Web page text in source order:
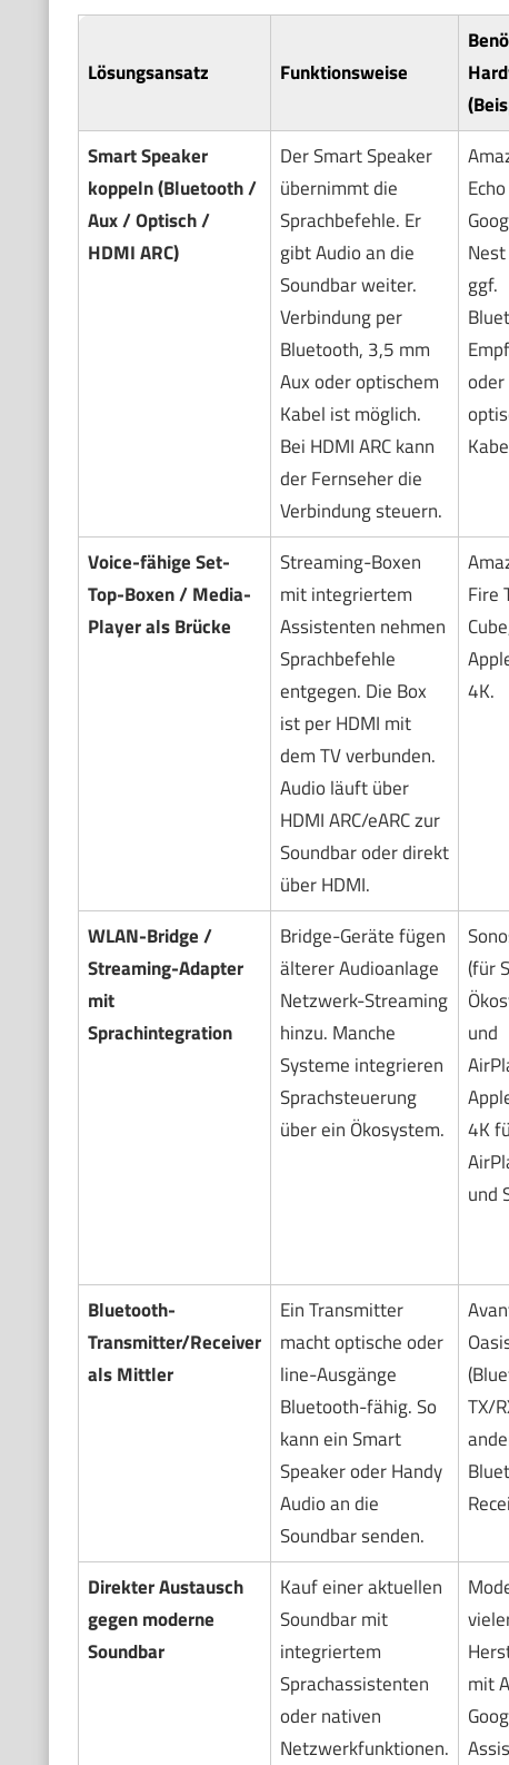
Lösungsansatz Funktionsweise
Smart Speaker
koppeln (Bluetooth /
Aux / Optisch /
HDMI ARC)
Der Smart Speaker
übernimmt die
Sprachbefehle. Er
gibt Audio an die
Soundbar weiter.
Verbindung per
Bluetooth, 3,5 mm
Aux oder optischem
Kabel ist möglich.
Bei HDMI ARC kann
der Fernseher die
Verbindung steuern.
ggf.
oder
Voice-fähige Set-
Top-Boxen / Media-
Player als Brücke
Streaming-Boxen
mit integriertem
Assistenten nehmen
Sprachbefehle
entgegen. Die Box
ist per HDMI mit
dem TV verbunden.
Audio läuft über
HDMI ARC/eARC zur
Soundbar oder direkt
über HDMI.
Fire
4K.
WLAN-Bridge /
Streaming-Adapter
mit
Sprachintegration
Bridge-Geräte fügen
älterer Audioanlage
Netzwerk-Streaming
hinzu. Manche
Systeme integrieren
Sprachsteuerung
über ein Ökosystem.
(für
und
4K
und
Bluetooth-
Transmitter/Receiver
als Mittler
Ein Transmitter
macht optische oder
line-Ausgänge
Bluetooth-fähig. So
kann ein Smart
Speaker oder Handy
Audio an die
Soundbar senden.
TX/
Direkter Austausch
gegen moderne
Soundbar
Kauf einer aktuellen
Soundbar mit
integriertem
Sprachassistenten
oder nativen
Netzwerkfunktionen.
mit